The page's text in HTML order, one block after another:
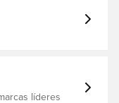
duros o
líderes